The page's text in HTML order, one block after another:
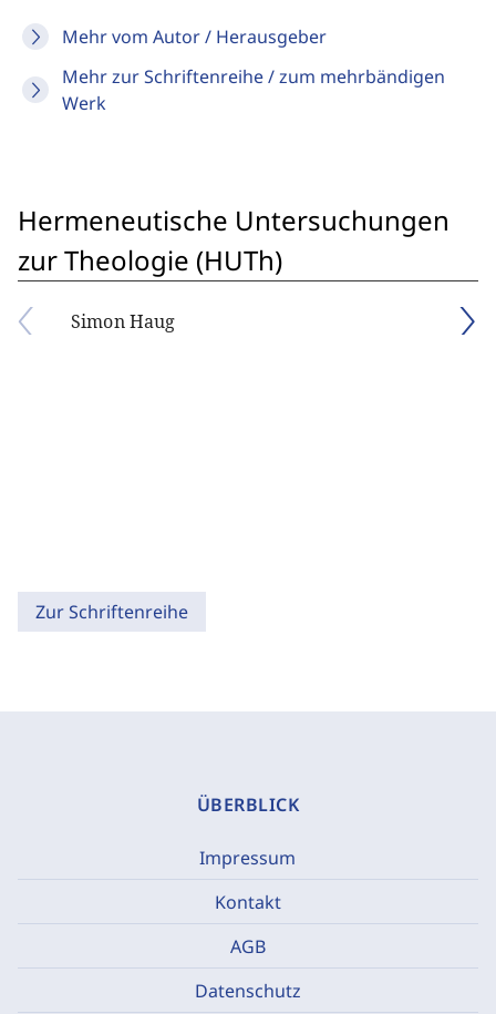
Mehr vom Autor / Herausgeber
Mehr zur Schriftenreihe / zum mehrbändigen
Werk
Hermeneutische Untersuchungen
zur Theologie (HUTh)
Simon Haug
Zur Schriftenreihe
ÜBERBLICK
Impressum
Kontakt
AGB
Datenschutz